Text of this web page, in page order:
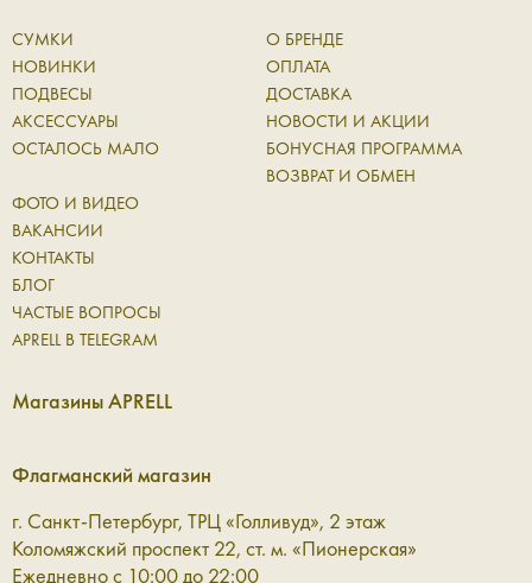
Современные кожаные аксессуары — это не просто
дополнение, а полноценная часть повседневного ритма.
Они сопровождают вас в течение дня, выдерживают
активное использование и при этом сохраняют
аккуратный внешний вид. Натуральная кожа со временем
становится только лучше: приобретает характерную
фактуру и мягкость, оставаясь надежной основой для
ежедневных вещей.
В коллекции Aprell представлены аксессуары для разных
сценариев:
как в базовом гардеробе, так и в более сложных
сочетаниях, где важна каждая линия. Это деталь, которая
работает незаметно, но всегда точно.
СУМКИ
НОВИНКИ
ПОДВЕСЫ
АКСЕССУАРЫ
ОСТАЛОСЬ МАЛО
О БРЕНДЕ
ОПЛАТА
ДОСТАВКА
НОВОСТИ И АКЦИИ
БОНУСНАЯ ПРОГРАММА
ВОЗВРАТ И ОБМЕН
ФОТО И ВИДЕО
ВАКАНСИИ
КОНТАКТЫ
БЛОГ
ЧАСТЫЕ ВОПРОСЫ
APRELL В TELEGRAM
Магазины APRELL
Флагманский магазин
г. Санкт-Петербург, ТРЦ «Голливуд», 2 этаж
Коломяжский проспект 22, ст. м. «Пионерская»
Ежедневно с 10:00 до 22:00